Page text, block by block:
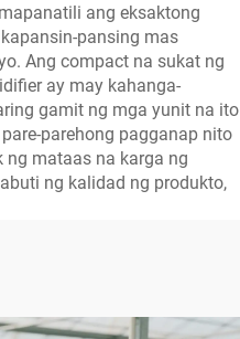
ang eksaktong
pansing mas
Ang compact na sukat ng
ay may kahanga-
gamit ng mga yunit na ito
parehong pagganap nito
mataas na karga ng
ng kalidad ng produkto,